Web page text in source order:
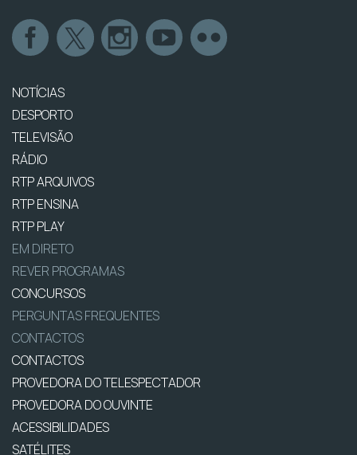
NOTÍCIAS
DESPORTO
TELEVISÃO
RÁDIO
RTP ARQUIVOS
RTP ENSINA
RTP PLAY
EM DIRETO
REVER PROGRAMAS
CONCURSOS
PERGUNTAS FREQUENTES
CONTACTOS
CONTACTOS
PROVEDORA DO TELESPECTADOR
PROVEDORA DO OUVINTE
ACESSIBILIDADES
SATÉLITES